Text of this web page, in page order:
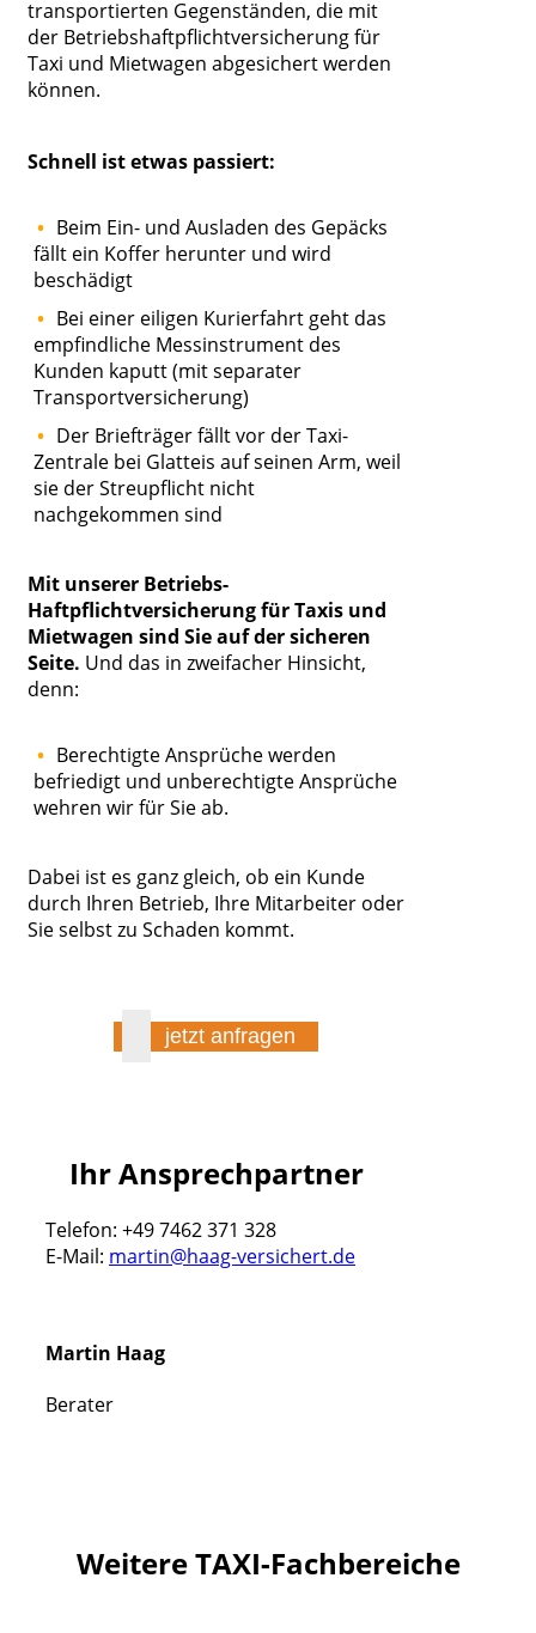
transportierten Gegenständen, die mit
der Betriebshaftpflichtversicherung für
Taxi und Mietwagen abgesichert werden
können.
Schnell ist etwas passiert:
Beim Ein- und Ausladen des Gepäcks
fällt ein Koffer herunter und wird
beschädigt
Bei einer eiligen Kurierfahrt geht das
empfindliche Messinstrument des
Kunden kaputt (mit separater
Transportversicherung)
Der Briefträger fällt vor der Taxi-
Zentrale bei Glatteis auf seinen Arm, weil
sie der Streupflicht nicht
nachgekommen sind
Mit unserer Betriebs-
Haftpflichtversicherung für Taxis und
Mietwagen sind Sie auf der sicheren
Seite. Und das in zweifacher Hinsicht,
denn:
Berechtigte Ansprüche werden
befriedigt und unberechtigte Ansprüche
wehren wir für Sie ab.
Dabei ist es ganz gleich, ob ein Kunde
durch Ihren Betrieb, Ihre Mitarbeiter oder
Sie selbst zu Schaden kommt.
jetzt anfragen
Ihr Ansprechpartner
Telefon: +49 7462 371 328
E-Mail: martin@haag-versichert.de
Martin Haag
Berater
Weitere TAXI-Fachbereiche